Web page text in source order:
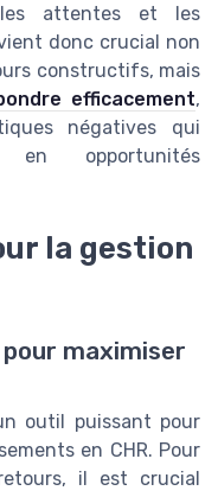
les attentes et les
donc crucial non
constructifs, mais
efficacement,
négatives qui
opportunités
la gestion
maximiser
outil puissant pour
en CHR. Pour
il est crucial